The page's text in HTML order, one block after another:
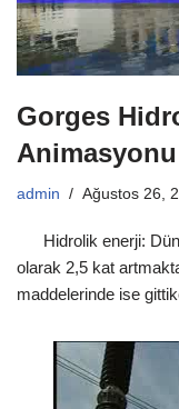
Gorges
Animasyonu
admin Ağustos 26,
Hidrolik enerji:
olarak 2,5 kat
maddelerinde ise